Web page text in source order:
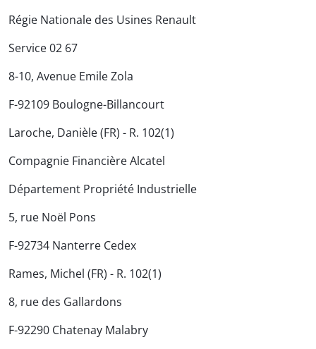
Régie Nationale des Usines Renault
Service 02 67
8-10, Avenue Emile Zola
F-92109 Boulogne-Billancourt
Laroche, Danièle (FR) - R. 102(1)
Compagnie Financière Alcatel
Département Propriété Industrielle
5, rue Noël Pons
F-92734 Nanterre Cedex
Rames, Michel (FR) - R. 102(1)
8, rue des Gallardons
F-92290 Chatenay Malabry